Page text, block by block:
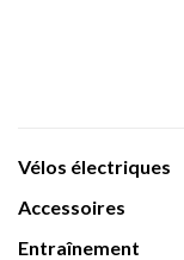
Vélos électriques
Accessoires
Entraînement